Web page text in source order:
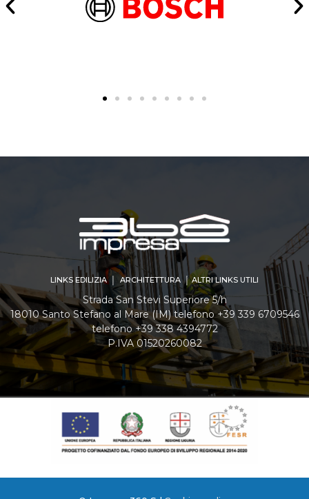
LINKS EDILIZIA │ ARCHITETTURA │ ALTRI LINKS UTILI
Strada San Stevi Superiore 5/h
18010 Santo Stefano al Mare (IM) telefono +39 339 6709546
telefono +39 338 4394772
P.IVA 01520260082